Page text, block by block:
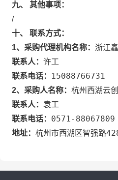
九、 其他事项：
/
十、 联系方式：
1、采购代理机构名称： 浙江
联系人： 许工
联系电话： 15088766731
2、采购人名称： 杭州西湖云
联系人： 袁工
联系电话： 0571-88067809
地址： 杭州市西湖区智强路